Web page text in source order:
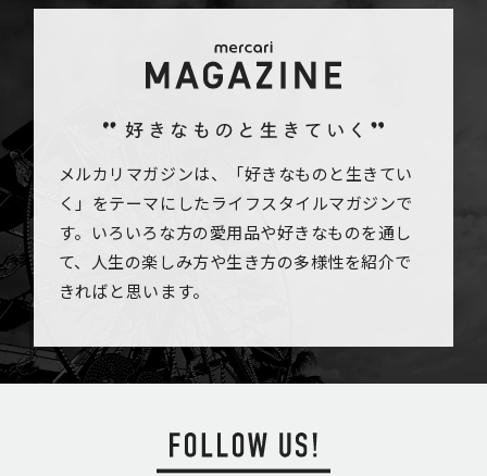
メルカリマガジンは、「好きなものと生きてい
く」をテーマにしたライフスタイルマガジンで
す。いろいろな方の愛用品や好きなものを通し
て、人生の楽しみ方や生き方の多様性を紹介で
きればと思います。